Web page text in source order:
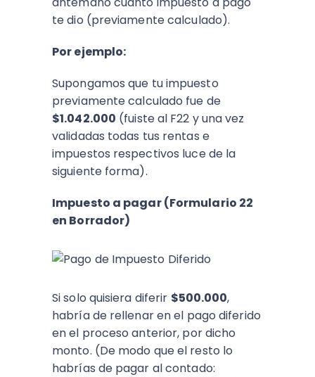
te dio (previamente calculado).
Por ejemplo:
Supongamos que tu impuesto
previamente calculado fue de
$1.042.000 (fuiste al F22 y una vez
validadas todas tus rentas e
impuestos respectivos luce de la
siguiente forma).
Impuesto a pagar (Formulario 22
en Borrador)
Si solo quisiera diferir $500.000,
habría de rellenar en el pago diferido
en el proceso anterior, por dicho
monto. (De modo que el resto lo
habrías de pagar al contado: